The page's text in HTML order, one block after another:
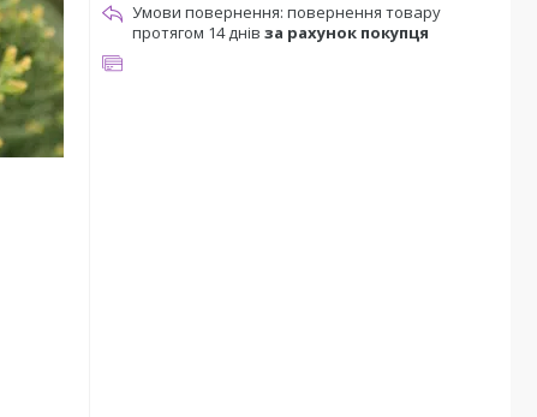
повернення товару
протягом 14 днів за рахунок покупця